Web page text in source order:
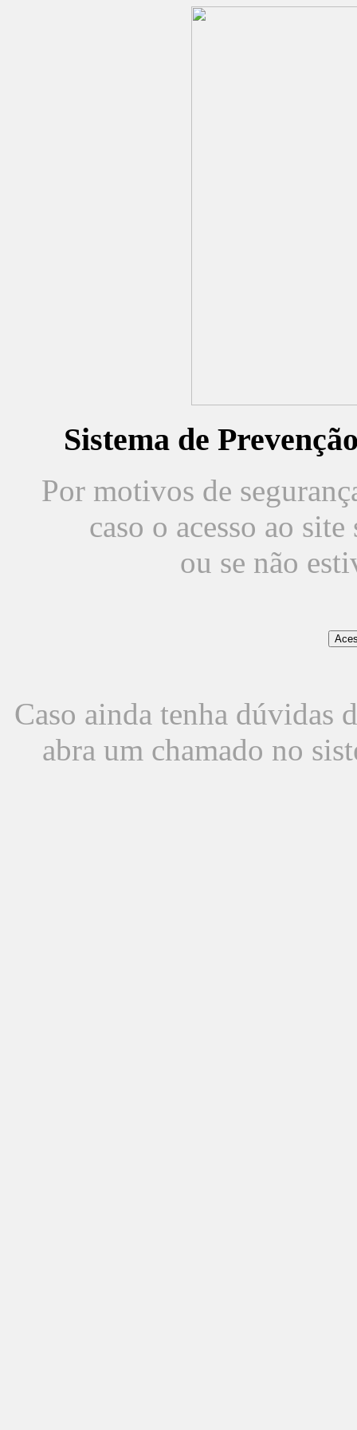
Sistema de
Por motivos de
caso o acesso ao
ou se não
Caso ainda tenha dúvidas
abra um chamado no